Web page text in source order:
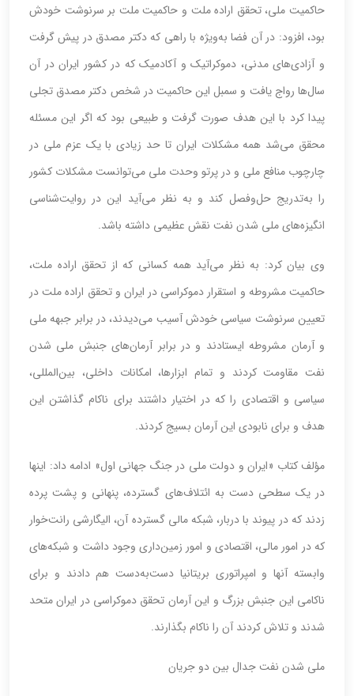
حاکمیت ملی، تحقق اراده ملت و حاکمیت ملت بر سرنوشت خودش
بود، افزود: در آن فضا به‌ویژه با راهی که دکتر مصدق در پیش گرفت
و آزادی‌های مدنی، دموکراتیک و آکادمیک که در کشور ایران در آن
سال‌ها رواج یافت و سمبل این حاکمیت در شخص دکتر مصدق تجلی
پیدا کرد با این هدف صورت گرفت و طبیعی بود که اگر این مسئله
محقق می‌شد همه مشکلات ایران تا حد زیادی با یک عزم ملی در
چارچوب منافع ملی و در پرتو وحدت ملی می‌توانست مشکلات کشور
را به‌تدریج حل‌وفصل کند و به نظر می‌آید این در روایت‌شناسی
انگیزه‌های ملی شدن نفت نقش عظیمی داشته باشد.
وی بیان کرد: به نظر می‌آید همه کسانی که از تحقق اراده ملت،
حاکمیت مشروطه و استقرار دموکراسی در ایران و تحقق اراده ملت در
تعیین سرنوشت سیاسی خودش آسیب می‌دیدند، در برابر جبهه ملی
و آرمان مشروطه ایستادند و در برابر آرمان‌های جنبش ملی شدن
نفت مقاومت کردند و تمام ابزارها، امکانات داخلی، بین‌المللی،
سیاسی و اقتصادی را که در اختیار داشتند برای ناکام گذاشتن این
هدف و برای نابودی این آرمان بسیج کردند.
مؤلف کتاب «ایران ‌و دولت ملی‌ در جنگ‌ جهانی اول» ادامه داد: اینها
در یک سطحی دست به ائتلاف‌های گسترده، پنهانی و پشت پرده
زدند که در پیوند با دربار، شبکه مالی گسترده آن، الیگارشی رانت‌خوار
که در امور مالی، اقتصادی و امور زمین‌داری وجود داشت و شبکه‌های
وابسته آنها و امپراتوری بریتانیا دست‌به‌دست هم دادند و برای
ناکامی این جنبش بزرگ و این آرمان تحقق دموکراسی در ایران متحد
شدند و تلاش کردند آن را ناکام بگذارند.
ملی شدن نفت جدال بین دو جریان